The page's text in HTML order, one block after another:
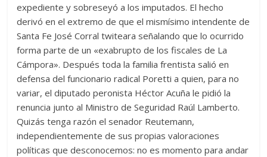
expediente y sobreseyó a los imputados. El hecho
derivó en el extremo de que el mismísimo intendente de
Santa Fe José Corral twiteara señalando que lo ocurrido
forma parte de un «exabrupto de los fiscales de La
Cámpora». Después toda la familia frentista salió en
defensa del funcionario radical Poretti a quien, para no
variar, el diputado peronista Héctor Acuña le pidió la
renuncia junto al Ministro de Seguridad Raúl Lamberto.
Quizás tenga razón el senador Reutemann,
independientemente de sus propias valoraciones
políticas que desconocemos: no es momento para andar